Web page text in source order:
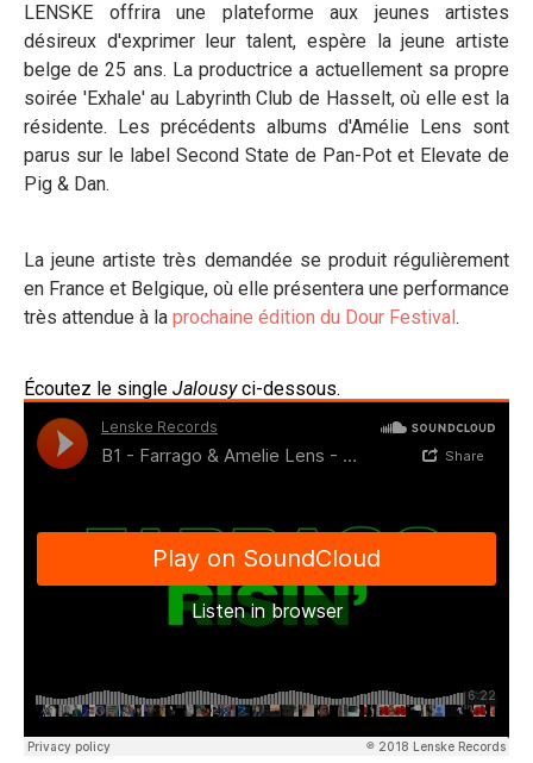
LENSKE offrira une plateforme aux jeunes artistes
désireux d'exprimer leur talent, espère la jeune artiste
belge de 25 ans. La productrice a actuellement sa propre
soirée 'Exhale' au Labyrinth Club de Hasselt, où elle est la
résidente. Les précédents albums d'Amélie Lens sont
parus sur le label Second State de Pan-Pot et Elevate de
Pig & Dan.
La jeune artiste très demandée se produit régulièrement
en France et Belgique, où elle présentera une performance
très attendue à la prochaine édition du Dour Festival.
Écoutez le single Jalousyci-dessous.